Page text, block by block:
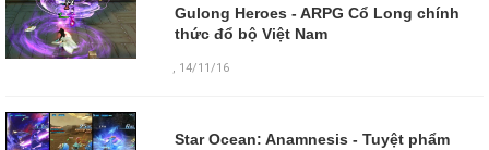
Gulong Heroes - ARPG Cổ Long chính
thức đổ bộ Việt Nam
, 14/11/16
Star Ocean: Anamnesis - Tuyệt phẩm